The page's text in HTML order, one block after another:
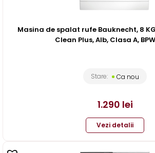
Masina de spalat rufe Bauknecht, 8 KG,
Clean Plus, Alb, Clasa A,
Stare: Ca nou
1.290 lei
Vezi detalii